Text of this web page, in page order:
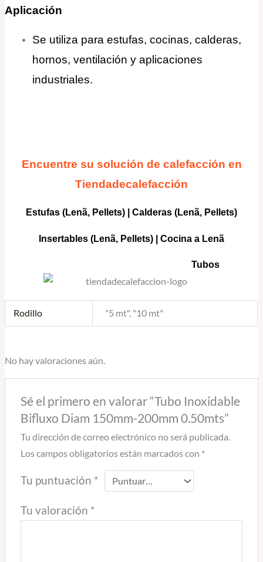
Aplicación
Se utiliza para estufas, cocinas, calderas,
hornos, ventilación y aplicaciones
industriales.
Encuentre su solución de calefacción en
Tiendadecalefacción
Estufas (Lenã, Pellets) Calderas (Lenã, Pellets)
Insertables (Lenã, Pellets) | Cocina a Lenã
Tubos
Rodillo "5 mt", "10 mt"
No hay valoraciones aún.
Sé el primero en valorar “Tubo Inoxidable
Bifluxo Diam 150mm-200mm 0.50mts”
Tu dirección de correo electrónico no será publicada.
Los campos obligatorios están marcados con *
Tu puntuación *
Tu valoración *